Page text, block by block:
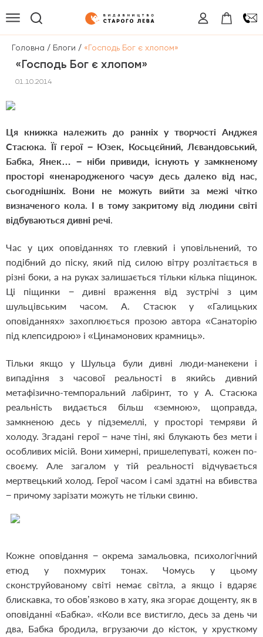
Головна / Блоги / «Господь Бог є хлопом»
«Господь Бог є хлопом»
01.10.2014
Ця книжка належить до ранніх у творчості Анджея
Стасюка. Її герої − Юзек, Косьцєйний, Лєвандовський,
Бабка, Янек… − ніби привиди, існують у замкненому
просторі «ненародженого часу» десь далеко від нас,
сьогоднішніх. Вони не можуть вийти за межі чітко
визначеного кола. І в тому закритому від людини світі
відбуваються дивні речі.
Час у цих оповіданнях то глевкий і уповільнений, то
подібний до піску, який під силою вітру розлітається в
різні боки, а на руках залишається тільки кілька піщинок.
Ці піщинки − дивні враження від зустрічі з цим
шульцівським часом. А. Стасюк у «Галицьких
оповіданнях» захоплюється прозою автора «Санаторію
під клепсидрою» і «Цинамонових крамниць».
Тільки якщо у Шульца були дивні люди-манекени і
випадіння з часової реальності в якийсь дивний
метафізично-темпоральний лабіринт, то у А. Стасюка
реальність видається більш «земною», щоправда,
замкненою десь у підземеллі, у просторі темряви й
холоду. Згадані герої − наче тіні, які блукають без мети і
особливих місій. Вони химерні, пришелепуваті, кожен по-
своєму. Але загалом у тій реальності відчувається
мертвецький холод. Герої часом і самі здатні на вбивства
− причому зарізати можуть не тільки свиню.
Кожне оповідання − окрема замальовка, психологічний
етюд у похмурих тонах. Чомусь у цьому
сконструйованому світі немає світла, а якщо і вдаряє
блискавка, то обов’язково в хату, яка згорає дощенту, як в
оповіданні «Бабка». «Коли все вистигло, десь за день чи
два, Бабка бродила, вгрузаючи до кісток, у хрусткому